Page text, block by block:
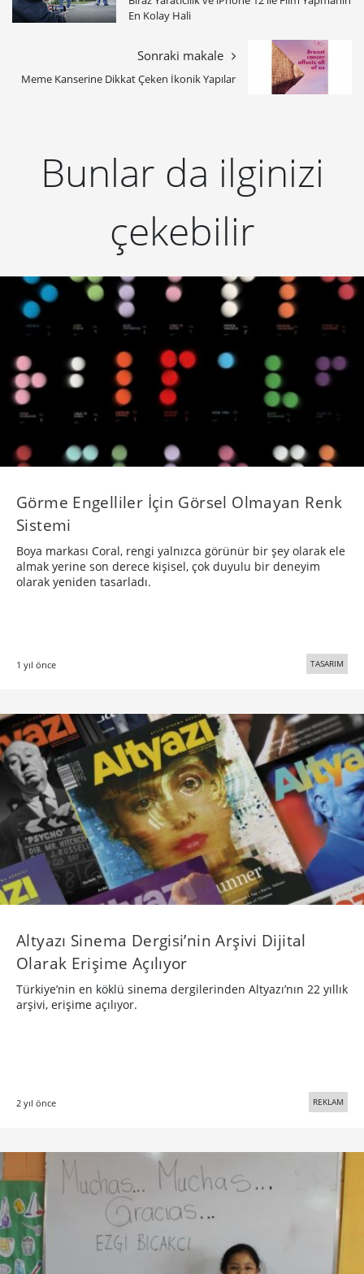
En Kolay Hali
Sonraki makale
Meme Kanserine Dikkat Çeken İkonik Yapılar
Bunlar da ilginizi
çekebilir
Görme Engelliler İçin Görsel Olmayan Renk
Sistemi
Boya markası Coral, rengi yalnızca görünür bir şey olarak ele
almak yerine son derece kişisel, çok duyulu bir deneyim
olarak yeniden tasarladı.
1 yıl önce TASARIM
Altyazı Sinema Dergisi’nin Arşivi Dijital
Olarak Erişime Açılıyor
Türkiye’nin en köklü sinema dergilerinden Altyazı’nın 22 yıllık
arşivi, erişime açılıyor.
2 yıl önce REKLAM